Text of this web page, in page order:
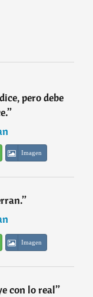
pero debe
”
Imagen
”
Imagen
con lo real”